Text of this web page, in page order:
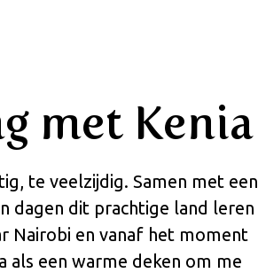
met Kenia
te veelzijdig. Samen met een
dagen dit prachtige land leren
Nairobi en vanaf het moment
als een warme deken om me